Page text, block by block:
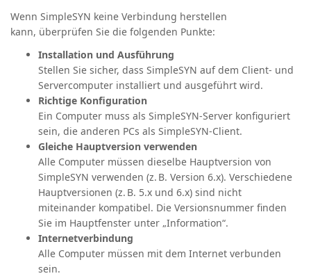
Wenn SimpleSYN keine Verbindung herstellen
kann, überprüfen Sie die folgenden Punkte:
Installation und Ausführung
Stellen Sie sicher, dass SimpleSYN auf dem Client- und
Servercomputer installiert und ausgeführt wird.
Richtige Konfiguration
Ein Computer muss als SimpleSYN-Server konfiguriert
sein, die anderen PCs als SimpleSYN-Client.
Gleiche Hauptversion verwenden
Alle Computer müssen dieselbe Hauptversion von
SimpleSYN verwenden (z. B. Version 6.x). Verschiedene
Hauptversionen (z. B. 5.x und 6.x) sind nicht
miteinander kompatibel. Die Versionsnummer finden
Sie im Hauptfenster unter „Information“.
Internetverbindung
Alle Computer müssen mit dem Internet verbunden
sein.